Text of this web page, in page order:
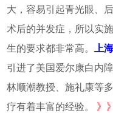
大，容易引起青光眼、
术后的并发症，所以实
生的要求都非常高。
上
引进了美国爱尔康白内
林顺潮教授、施礼康等
疗有着丰富的经验。 》